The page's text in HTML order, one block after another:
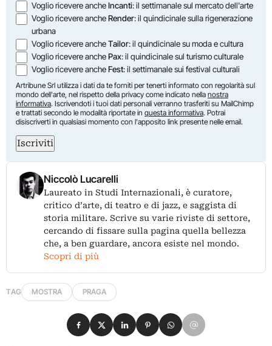
Voglio ricevere ancheIncanti: il settimanale sul mercato dell'arte
Voglio ricevere ancheRender: il quindicinale sulla rigenerazione
urbana
Voglio ricevere ancheTailor: il quindicinale su moda e cultura
Voglio ricevere anchePax: il quindicinale sul turismo culturale
Voglio ricevere ancheFest: il settimanale sui festival culturali
Artribune Srl utilizza i dati da te forniti per tenerti informato con regolarità sul
mondo dell'arte, nel rispetto della privacy come indicato nella nostra
informativa. Iscrivendoti i tuoi dati personali verranno trasferiti su MailChimp
e trattati secondo le modalità riportate in questa informativa. Potrai
disiscriverti in qualsiasi momento con l'apposito link presente nelle email.
Iscriviti
Niccolò Lucarelli
Laureato in Studi Internazionali, è curatore,
critico d’arte, di teatro e di jazz, e saggista di
storia militare. Scrive su varie riviste di settore,
cercando di fissare sulla pagina quella bellezza
che, a ben guardare, ancora esiste nel mondo.
Scopri di più
TAG MOSTRA PRAGA
Condividi su Facebook
Condividi su X
Condividi su LinkedIn
Condividi su Pinterest
Condividi su WhatsApp
Condividi su Email